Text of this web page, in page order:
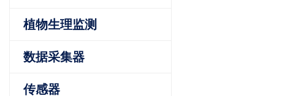
植物生理监测
数据采集器
传感器